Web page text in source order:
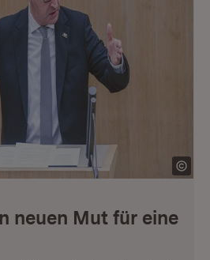
neuen Mut für eine